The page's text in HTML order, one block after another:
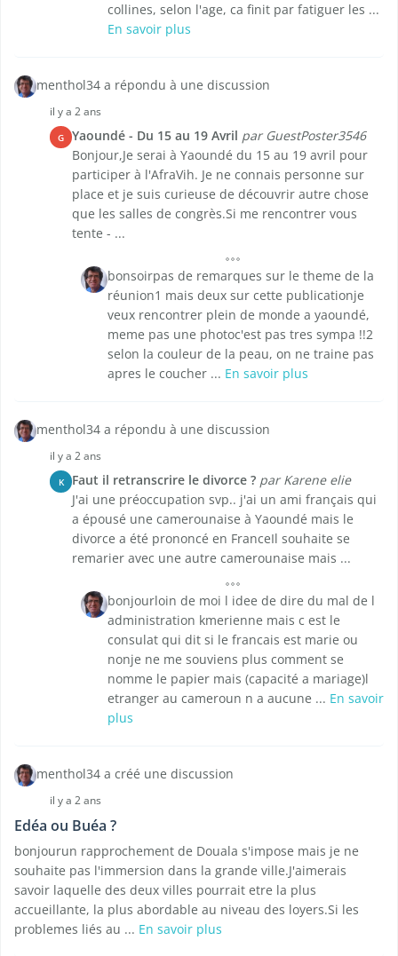
collines, selon l'age, ca finit par fatiguer les ...
En savoir plus
menthol34 a répondu à une discussion
il y a 2 ans
G Yaoundé - Du 15 au 19 Avril par GuestPoster3546
Bonjour,Je serai à Yaoundé du 15 au 19 avril pour
participer à l'AfraVih. Je ne connais personne sur
place et je suis curieuse de découvrir autre chose
que les salles de congrès.Si me rencontrer vous
tente - ...
bonsoirpas de remarques sur le theme de la
réunion1 mais deux sur cette publicationje
veux rencontrer plein de monde a yaoundé,
meme pas une photoc'est pas tres sympa !!2
selon la couleur de la peau, on ne traine pas
apres le coucher ... En savoir plus
menthol34 a répondu à une discussion
il y a 2 ans
K Faut il retranscrire le divorce ? par Karene elie
J'ai une préoccupation svp.. j'ai un ami français qui
a épousé une camerounaise à Yaoundé mais le
divorce a été prononcé en FranceIl souhaite se
remarier avec une autre camerounaise mais ...
bonjourloin de moi l idee de dire du mal de l
administration kmerienne mais c est le
consulat qui dit si le francais est marie ou
nonje ne me souviens plus comment se
nomme le papier mais (capacité a mariage)l
etranger au cameroun n a aucune ... En savoir
plus
menthol34 a créé une discussion
il y a 2 ans
Edéa ou Buéa ?
bonjourun rapprochement de Douala s'impose mais je ne
souhaite pas l'immersion dans la grande ville.J'aimerais
savoir laquelle des deux villes pourrait etre la plus
accueillante, la plus abordable au niveau des loyers.Si les
problemes liés au ... En savoir plus